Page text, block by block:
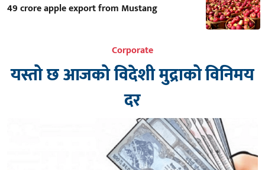
49 crore apple export from Mustang
Corporate
यस्तो छ आजको विदेशी मुद्राको विनिमय
दर